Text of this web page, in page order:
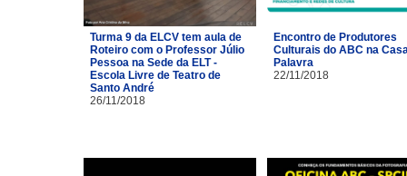
Turma 9 da ELCV tem aula de
Roteiro com o Professor Júlio
Pessoa na Sede da ELT -
Escola Livre de Teatro de
Santo André
26/11/2018
Encontro de Produtores
Culturais do ABC na
Palavra
22/11/2018